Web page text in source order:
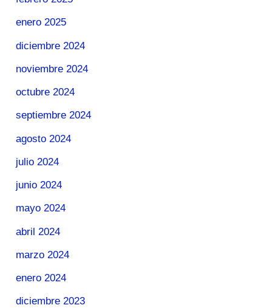
enero 2025
diciembre 2024
noviembre 2024
octubre 2024
septiembre 2024
agosto 2024
julio 2024
junio 2024
mayo 2024
abril 2024
marzo 2024
enero 2024
diciembre 2023